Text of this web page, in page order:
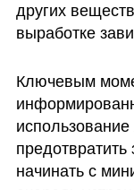
других
выработке
Ключевым
начинать с